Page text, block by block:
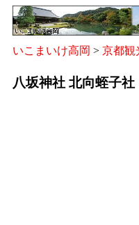
いこまいけ高岡 > 京都観
八坂神社 北向蛭子社